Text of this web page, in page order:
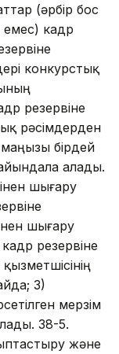
(әрбір бос
емес) кадр
конкурстық
резервіне
рәсімдерден
бірдей
алады.
шығару
шығару
резервіне
3)
мерзім
38-5.
және